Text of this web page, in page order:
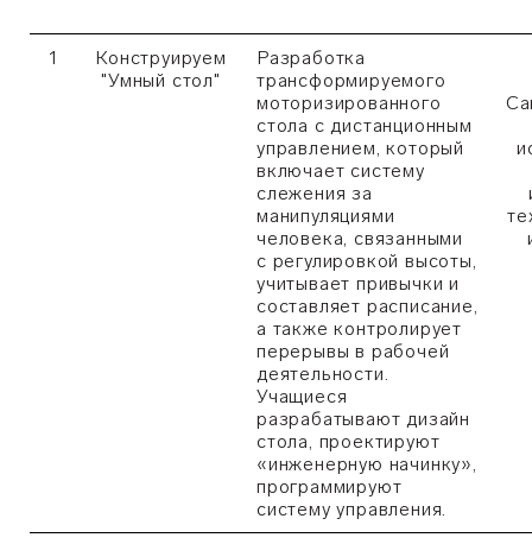
1
Конструируем
"Умный стол"
Разработка
трансформируемого
моторизированного
стола с дистанционным
управлением, который
включает систему
слежения за
манипуляциями
человека, связанными
с регулировкой высоты,
учитывает привычки и
составляет расписание,
а также контролирует
перерывы в рабочей
деятельности.
Учащиеся
разрабатывают дизайн
стола, проектируют
«инженерную начинку»,
программируют
систему управления.